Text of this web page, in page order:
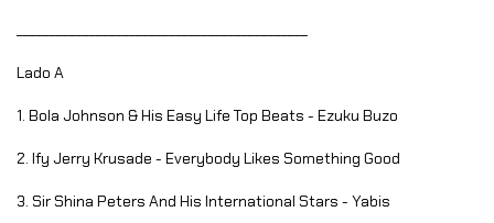
Lado A
1. Bola Johnson & His Easy Life Top Beats - Ezuku Buzo
2. Ify Jerry Krusade - Everybody Likes Something Good
3. Sir Shina Peters And His International Stars - Yabis